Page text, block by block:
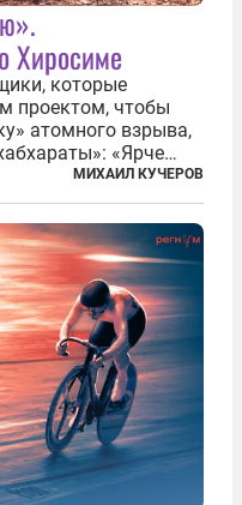
Хиросиме
которые
проектом, чтобы
атомного взрыва,
«Ярче
Не все жители
Нагасаки, на
поставили...
МИХАИЛ КУЧЕРОВ